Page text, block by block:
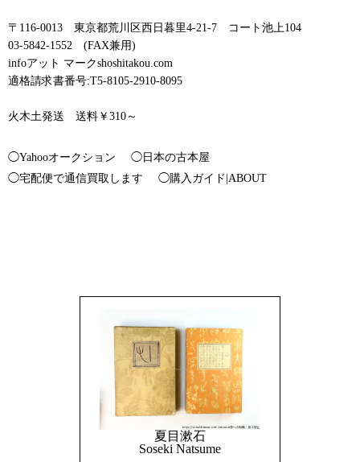
〒116-0013 東京都荒川区西日暮里4-21-7 コート池上104
03-5842-1552 (FAX兼用)
infoアット マークshoshitakou.com
適格請求書番号:T5-8105-2910-8095
火木土発送 送料￥310～
◯Yahooオークション
◯日本の古本屋
◯宅配便で通信買取します
◯購入ガイド|ABOUT
夏目漱石
Soseki Natsume